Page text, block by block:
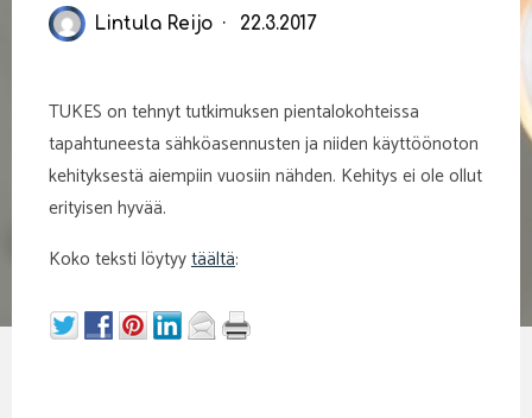
Lintula Reijo 22.3.2017
TUKES on tehnyt tutkimuksen pientalokohteissa
tapahtuneesta sähköasennusten ja niiden käyttöönoton
kehityksestä aiempiin vuosiin nähden. Kehitys ei ole ollut
erityisen hyvää.
Koko teksti löytyytäältä: